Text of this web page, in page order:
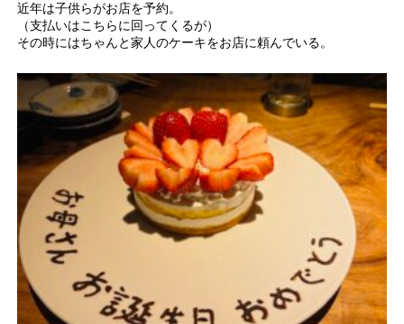
近年は子供らがお店を予約。
（支払いはこちらに回ってくるが）
その時にはちゃんと家人のケーキをお店に頼んでいる。